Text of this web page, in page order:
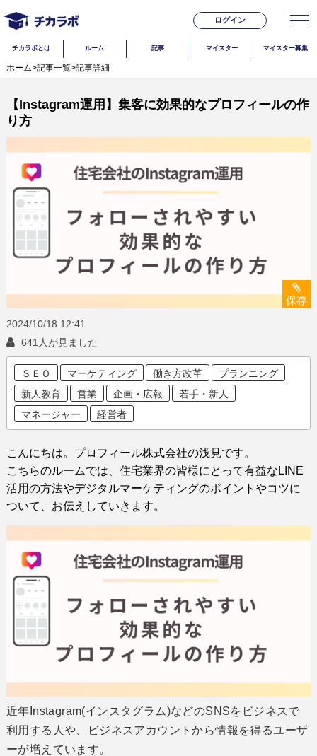
ログイン
チカラボとは ルーム 記事 マイスター マイスター募集
ホーム>記事一覧>記事詳細
【Instagram運用】集客に効果的なプロフィールの作
り方
保存
2024/10/18 12:41
641人が見ました
ＳＥＯ マーケティング 働き方改革
プランニング
新人教育
営業 企画・広報
若手・新人
マネージャー
経営者
こんにちは。プロフィール株式会社の浅見です。
こちらのルームでは、住宅業界の皆様にとって有益なLINE
活用の方法やデジタルマーケティングのポイントやコツに
ついて、お伝えしていきます。
近年Instagram(インスタグラム)などのSNSをビジネスで
利用する人や、ビジネスアカウントから情報を得るユーザ
ーが増えています。